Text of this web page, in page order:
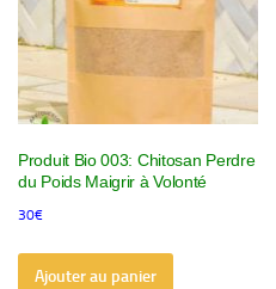
Produit Bio 003: Chitosan Perdre
du Poids Maigrir à Volonté
30€
Ajouter au panier